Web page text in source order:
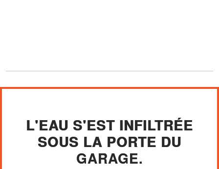
L'EAU S'EST INFILTRÉE
SOUS LA PORTE DU
GARAGE.